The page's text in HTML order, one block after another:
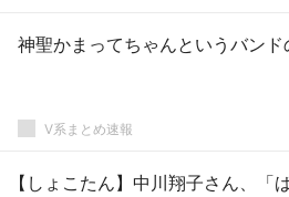
神聖かまってちゃんというバン
V系まとめ速報
【しょこたん】中川翔子さん、「